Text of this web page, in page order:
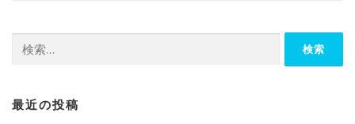
索:
最近の投稿